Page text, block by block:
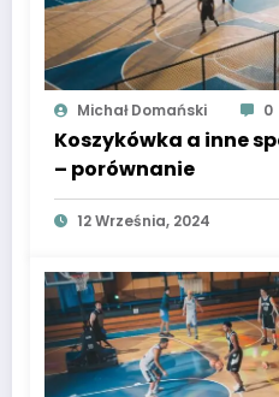
Michał Domański 0
Koszykówka a inne
– porównanie
12 Września, 2024